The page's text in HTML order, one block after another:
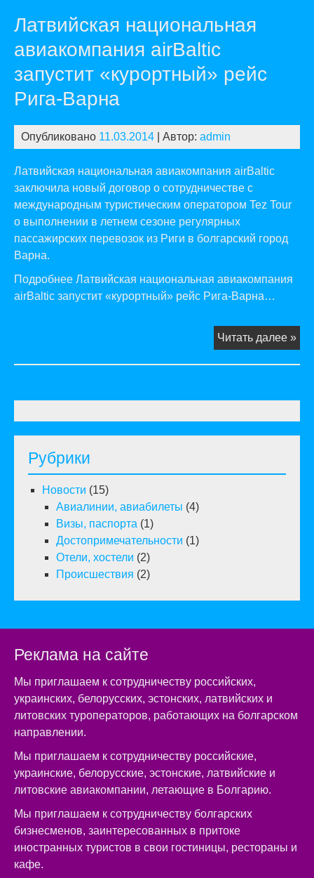
Латвийская национальная
авиакомпания airBaltic
запустит «курортный» рейс
Рига-Варна
Опубликовано 11.03.2014 | Автор: admin
Латвийская национальная авиакомпания airBaltic
заключила новый договор о сотрудничестве с
международным туристическим оператором Tez Tour
о выполнении в летнем сезоне регулярных
пассажирских перевозок из Риги в болгарский город
Варна.
Подробнее Латвийская национальная авиакомпания
airBaltic запустит «курортный» рейс Рига-Варна…
Читать далее »
Рубрики
Новости (15)
Авиалинии, авиабилеты (4)
Визы, паспорта (1)
Достопримечательности (1)
Отели, хостели (2)
Происшествия (2)
Реклама на сайте
Мы приглашаем к сотрудничеству российских,
украинских, белорусских, эстонских, латвийских и
литовских туроператоров, работающих на болгарском
направлении.
Мы приглашаем к сотрудничеству российские,
украинские, белорусские, эстонские, латвийские и
литовские авиакомпании, летающие в Болгарию.
Мы приглашаем к сотрудничеству болгарских
бизнесменов, заинтересованных в притоке
иностранных туристов в свои гостиницы, рестораны и
кафе.